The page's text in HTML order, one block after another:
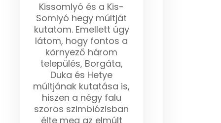
Kissomlyó és a Kis-
Somlyó hegy múltját
kutatom. Emellett úgy
látom, hogy fontos a
környező három
település, Borgáta,
Duka és Hetye
múltjának kutatása is,
hiszen a négy falu
szoros szimbiózisban
élte meg az elmúlt